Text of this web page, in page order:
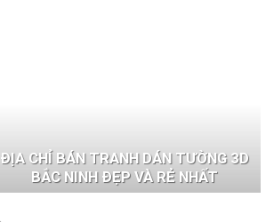
ĐỊA CHỈ BÁN TRANH DÁN TƯỜNG 3D
BẮC NINH ĐẸP VÀ RẺ NHẤT